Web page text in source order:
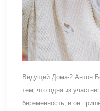
Ведущий Дома-2 Антон
тем, что одна из
беременность, и он